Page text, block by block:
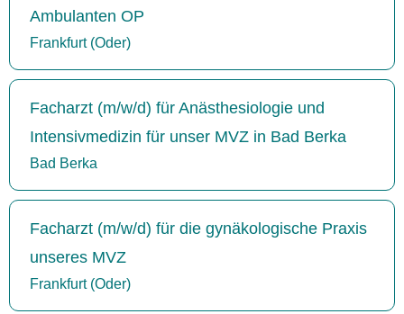
Ambulanten OP
Frankfurt (Oder)
Facharzt (m/w/d) für Anästhesiologie und
Intensivmedizin für unser MVZ in Bad Berka
Bad Berka
Facharzt (m/w/d) für die gynäkologische Praxis
unseres MVZ
Frankfurt (Oder)